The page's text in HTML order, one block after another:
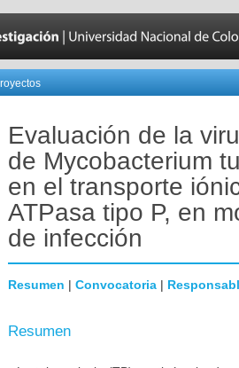
Evaluación de la
de Mycobacterium
en el transporte
ATPasa tipo P, en
de infección
Resumen | Convocatoria |
Resumen